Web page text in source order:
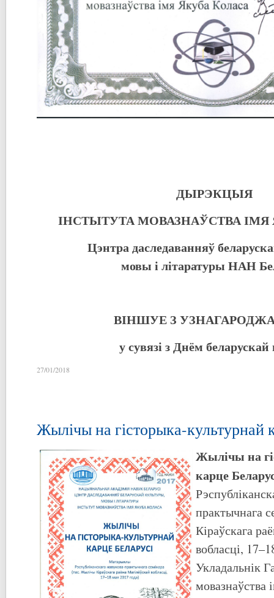
ДЫРЭКЦЫЯ
ІНСТЫТУТА МОВАЗНАЎСТВА
Цэнтра даследаванняў
мовы і літаратуры НАН
ВІНШУЕ З
у сувязі з Днём беларускай
27/01/2018
Жылічы на гісторыка-культурнай
Жылічы на
карце
практычнага
Кіраўскага
вобласці,
Укладальнік
мовазнаўства